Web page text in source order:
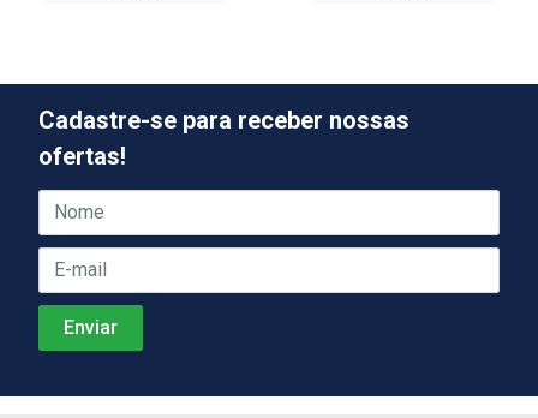
Cadastre-se para receber nossas
ofertas!